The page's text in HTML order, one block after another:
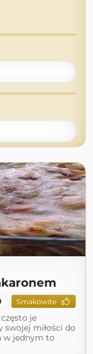
Smakowite
je
miłości do
w jednym to